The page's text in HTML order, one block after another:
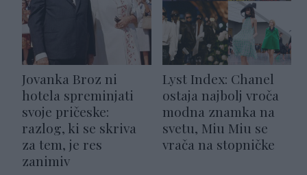
Jovanka Broz ni
hotela spreminjati
svoje pričeske:
razlog, ki se skriva
za tem, je res
zanimiv
Lyst Index: Chanel
ostaja najbolj vroča
modna znamka na
svetu, Miu Miu se
vrača na stopničke